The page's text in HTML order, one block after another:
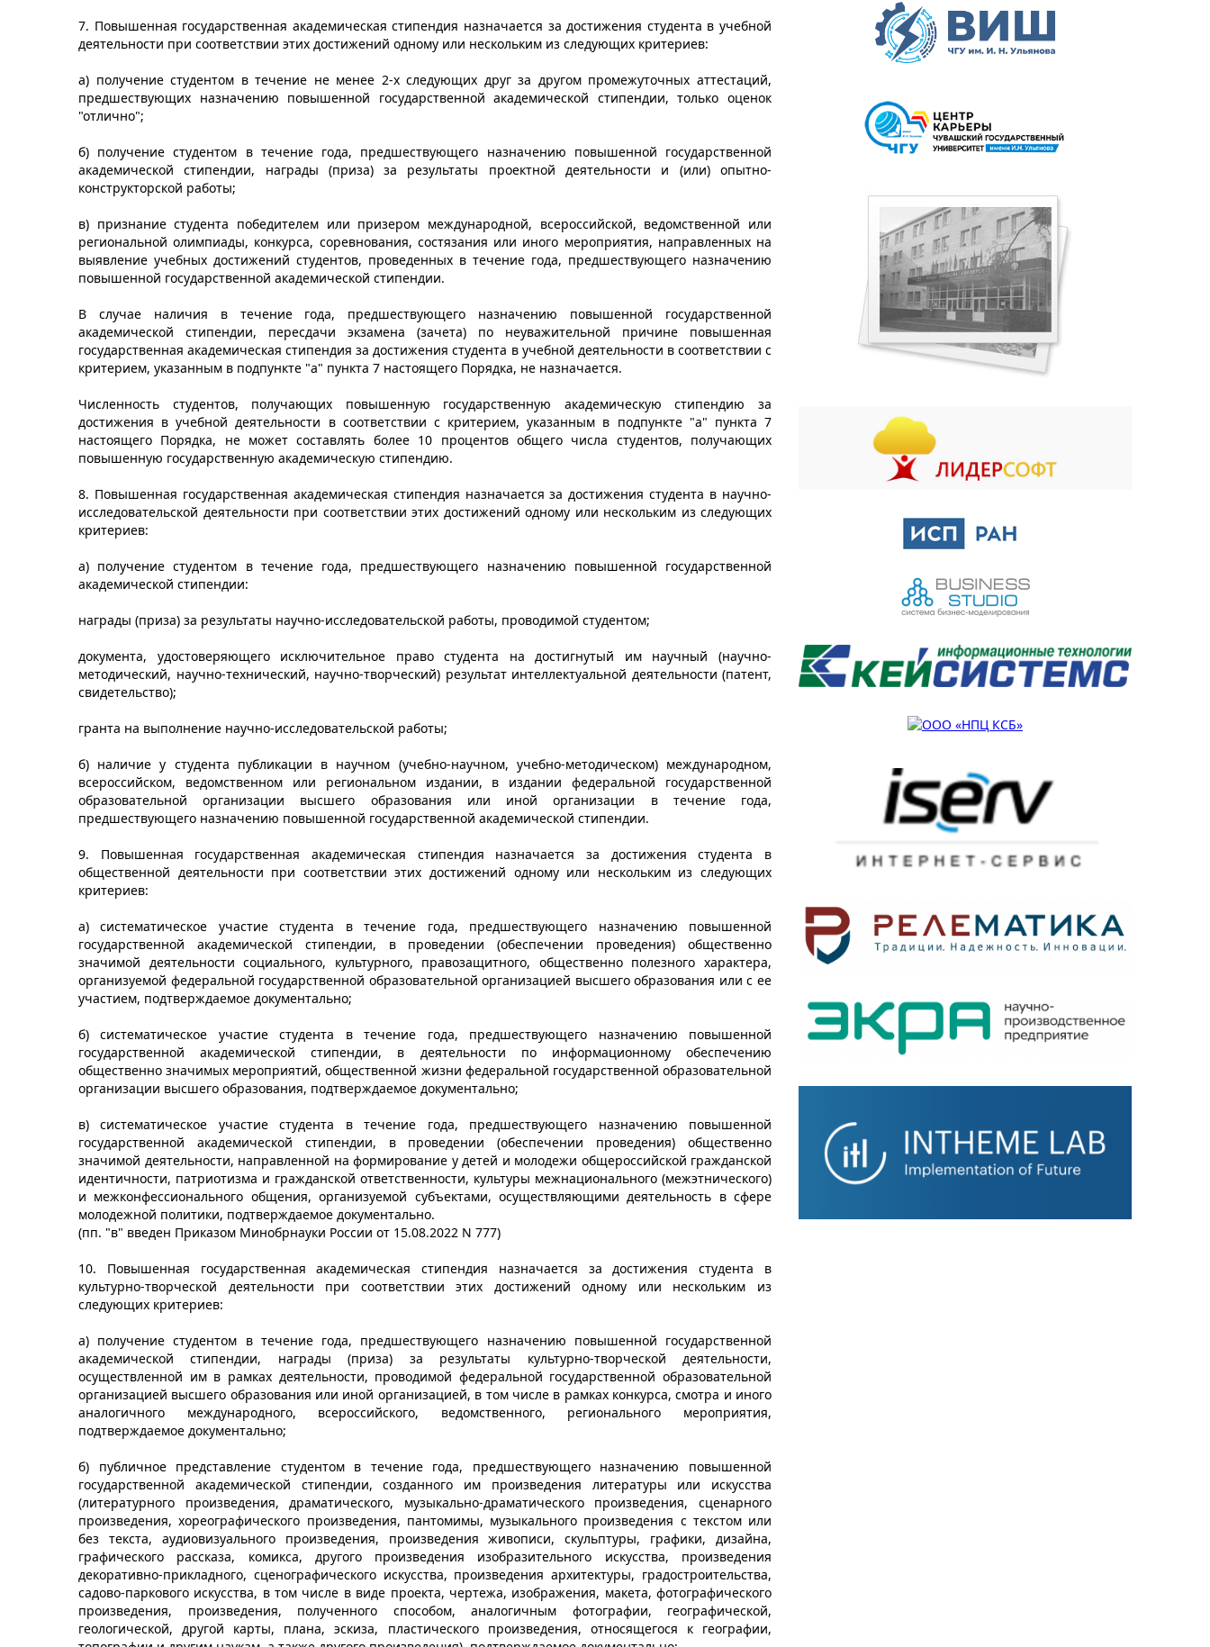
7. Повышенная государственная академическая стипендия назначается за достижения студента в учебной
деятельности при соответствии этих достижений одному или нескольким из следующих критериев:
а) получение студентом в течение не менее 2-х следующих друг за другом промежуточных аттестаций,
предшествующих назначению повышенной государственной академической стипендии, только оценок
"отлично";
б) получение студентом в течение года, предшествующего назначению повышенной государственной
академической стипендии, награды (приза) за результаты проектной деятельности и (или) опытно-
конструкторской работы;
в) признание студента победителем или призером международной, всероссийской, ведомственной или
региональной олимпиады, конкурса, соревнования, состязания или иного мероприятия, направленных на
выявление учебных достижений студентов, проведенных в течение года, предшествующего назначению
повышенной государственной академической стипендии.
В случае наличия в течение года, предшествующего назначению повышенной государственной
академической стипендии, пересдачи экзамена (зачета) по неуважительной причине повышенная
государственная академическая стипендия за достижения студента в учебной деятельности в соответствии с
критерием, указанным в подпункте "а" пункта 7 настоящего Порядка, не назначается.
Численность студентов, получающих повышенную государственную академическую стипендию за
достижения в учебной деятельности в соответствии с критерием, указанным в подпункте "а" пункта 7
настоящего Порядка, не может составлять более 10 процентов общего числа студентов, получающих
повышенную государственную академическую стипендию.
8. Повышенная государственная академическая стипендия назначается за достижения студента в научно-
исследовательской деятельности при соответствии этих достижений одному или нескольким из следующих
критериев:
а) получение студентом в течение года, предшествующего назначению повышенной государственной
академической стипендии:
награды (приза) за результаты научно-исследовательской работы, проводимой студентом;
документа, удостоверяющего исключительное право студента на достигнутый им научный (научно-
методический, научно-технический, научно-творческий) результат интеллектуальной деятельности (патент,
свидетельство);
гранта на выполнение научно-исследовательской работы;
б) наличие у студента публикации в научном (учебно-научном, учебно-методическом) международном,
всероссийском, ведомственном или региональном издании, в издании федеральной государственной
образовательной организации высшего образования или иной организации в течение года,
предшествующего назначению повышенной государственной академической стипендии.
9. Повышенная государственная академическая стипендия назначается за достижения студента в
общественной деятельности при соответствии этих достижений одному или нескольким из следующих
критериев:
а) систематическое участие студента в течение года, предшествующего назначению повышенной
государственной академической стипендии, в проведении (обеспечении проведения) общественно
значимой деятельности социального, культурного, правозащитного, общественно полезного характера,
организуемой федеральной государственной образовательной организацией высшего образования или с ее
участием, подтверждаемое документально;
б) систематическое участие студента в течение года, предшествующего назначению повышенной
государственной академической стипендии, в деятельности по информационному обеспечению
общественно значимых мероприятий, общественной жизни федеральной государственной образовательной
организации высшего образования, подтверждаемое документально;
в) систематическое участие студента в течение года, предшествующего назначению повышенной
государственной академической стипендии, в проведении (обеспечении проведения) общественно
значимой деятельности, направленной на формирование у детей и молодежи общероссийской гражданской
идентичности, патриотизма и гражданской ответственности, культуры межнационального (межэтнического)
и межконфессионального общения, организуемой субъектами, осуществляющими деятельность в сфере
молодежной политики, подтверждаемое документально.
(пп. "в" введен Приказом Минобрнауки России от 15.08.2022 N 777)
10. Повышенная государственная академическая стипендия назначается за достижения студента в
культурно-творческой деятельности при соответствии этих достижений одному или нескольким из
следующих критериев:
а) получение студентом в течение года, предшествующего назначению повышенной государственной
академической стипендии, награды (приза) за результаты культурно-творческой деятельности,
осуществленной им в рамках деятельности, проводимой федеральной государственной образовательной
организацией высшего образования или иной организацией, в том числе в рамках конкурса, смотра и иного
аналогичного международного, всероссийского, ведомственного, регионального мероприятия,
подтверждаемое документально;
б) публичное представление студентом в течение года, предшествующего назначению повышенной
государственной академической стипендии, созданного им произведения литературы или искусства
(литературного произведения, драматического, музыкально-драматического произведения, сценарного
произведения, хореографического произведения, пантомимы, музыкального произведения с текстом или
без текста, аудиовизуального произведения, произведения живописи, скульптуры, графики, дизайна,
графического рассказа, комикса, другого произведения изобразительного искусства, произведения
декоративно-прикладного, сценографического искусства, произведения архитектуры, градостроительства,
садово-паркового искусства, в том числе в виде проекта, чертежа, изображения, макета, фотографического
произведения, произведения, полученного способом, аналогичным фотографии, географической,
геологической, другой карты, плана, эскиза, пластического произведения, относящегося к географии,